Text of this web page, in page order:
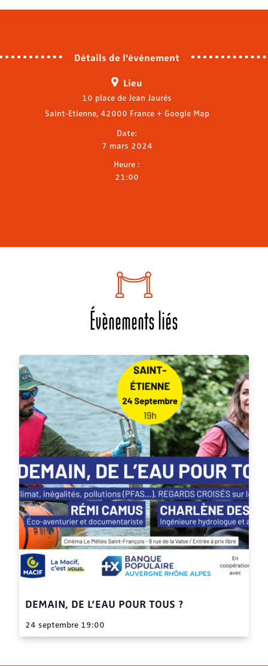
Détails de l'évènement
Lieu
10 place de Jean Jaurès
Saint-Etienne, 42000 France + Google Map
Date:
7 mars 2024
Heure :
21:00
Évènements liés
DEMAIN, DE L’EAU POUR TOUS ?
24 septembre 19:00